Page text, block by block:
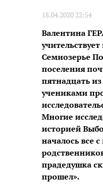
18.04.2020 22:54
Валентина
Семиозерье
поселения
пятнадцать
учениками
Многие
историей
началось все
прадедушка
прошел».